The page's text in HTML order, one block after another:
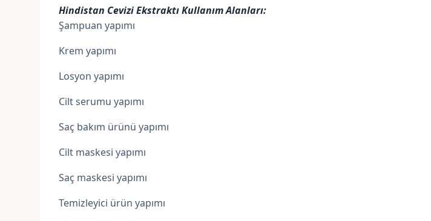
Hindistan Cevizi Ekstraktı Kullanım Alanları:
Şampuan yapımı
Krem yapımı
Losyon yapımı
Cilt serumu yapımı
Saç bakım ürünü yapımı
Cilt maskesi yapımı
Saç maskesi yapımı
Temizleyici ürün yapımı